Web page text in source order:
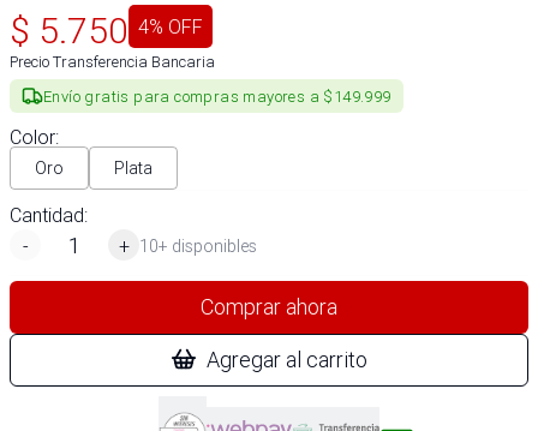
$ 5.750 4% OFF
Precio Transferencia Bancaria
Envío gratis para compras mayores a $149.999
Color:
Oro Plata
Cantidad:
-
+ 10+ disponibles
Comprar ahora
Agregar al carrito